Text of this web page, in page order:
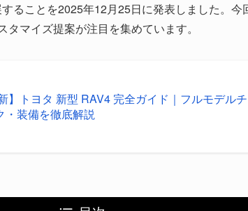
ることを2025年12月25日に発表しました。今
マイズ提案が注目を集めています。
】トヨタ 新型 RAV4 完全ガイド｜フルモデル
・装備を徹底解説